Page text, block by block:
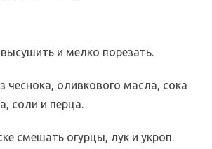
и мелко порезать.
чеснока, оливкового масла, сока
соли и перца.
смешать огурцы, лук и укроп.